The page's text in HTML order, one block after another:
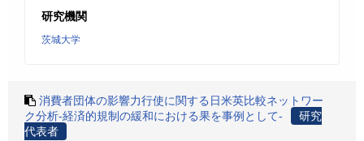
研究機関
茨城大学
消費者団体の影響力行使に関する日米英比較ネットワー
ク分析-経済的規制の緩和における果を事例として-
研究
代表者